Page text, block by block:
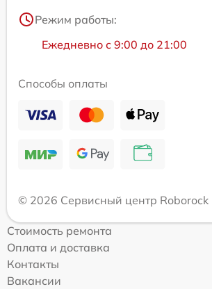
Режим работы:
Ежедневно с 9:00 до 21:00
Способы оплаты
© 2026 Сервисный центр Roborock
Стоимость ремонта
Оплата и доставка
Контакты
Вакансии